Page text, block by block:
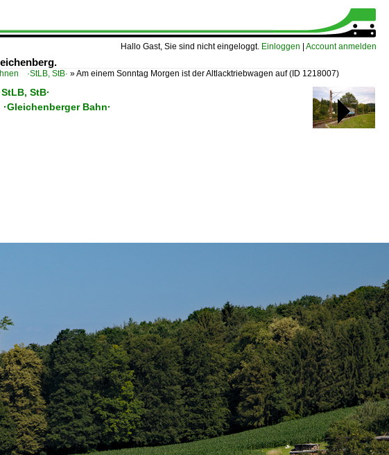
Hallo Gast, Sie sind nicht eingeloggt. Einloggen Account anmelden
·StLB, StB· »Am einem Sonntag Morgen ist der Altlacktriebwagen auf(ID 1218007)
StB·
Bahn·